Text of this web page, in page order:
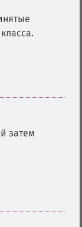
затем